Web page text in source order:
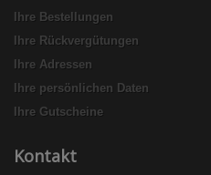
Ihre Bestellungen
Ihre Rückvergütungen
Ihre Adressen
Ihre persönlichen Daten
Ihre Gutscheine
Kontakt